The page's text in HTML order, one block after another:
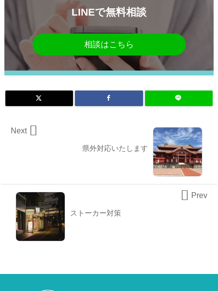
LINEで無料相談
相談はこちら
県外対応いたします

Next
ストーカー対策
 Prev